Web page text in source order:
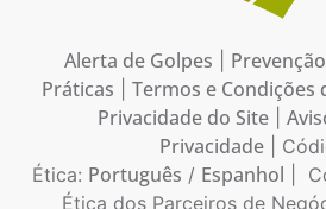
Alerta de Golpes
Práticas
Termos e Condições
Privacidade do Site
Privacidade|
Ética: Português / Espanhol |
Ética dos Parceiros de